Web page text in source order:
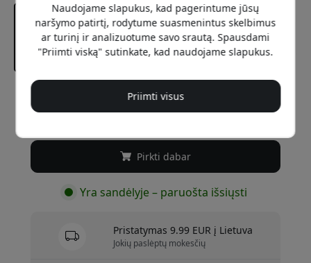
Rekomenduojama kaina
39.99 EUR
Pirkti dabar
Yra sandėlyje – paruošta išsiųsti
Pristatymas 9.99 EUR į Lietuva
Jokių paslėptų mokesčių
Naudojame slapukus, kad pagerintume jūsų
naršymo patirtį, rodytume suasmenintus skelbimus
ar turinį ir analizuotume savo srautą. Spausdami
"Priimti viską" sutinkate, kad naudojame slapukus.
Priimti visus